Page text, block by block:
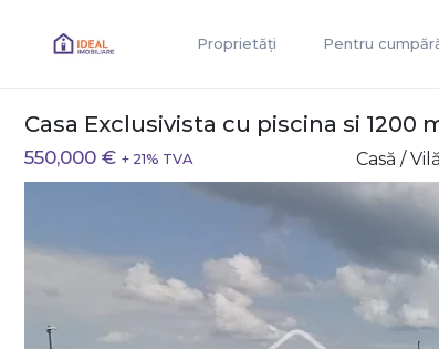
Proprietăți Pentru
Casa Exclusivista cu piscina si 1200
550,000 € + 21% TVA Casă /